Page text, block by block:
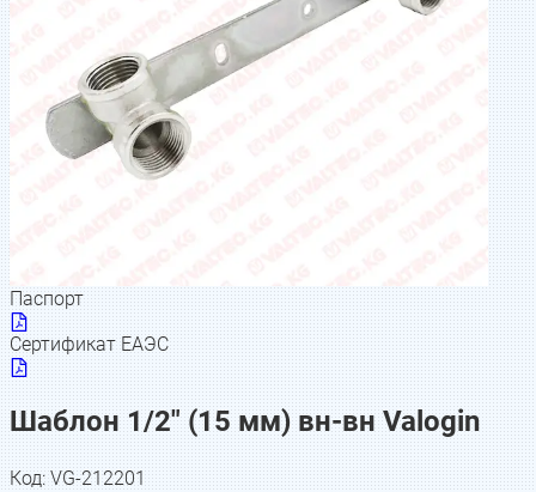
Паспорт
Сертификат ЕАЭС
Шаблон 1/2" (15 мм) вн-вн Valogin
Код:VG-212201